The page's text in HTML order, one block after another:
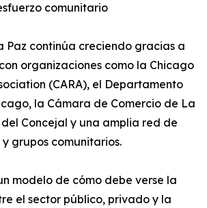
comunitario
Paz continúa creciendo gracias a
organizaciones como la Chicago
(CARA), el Departamento
la Cámara de Comercio de La
Concejal y una amplia red de
grupos comunitarios.
modelo de cómo debe verse la
el sector público, privado y la